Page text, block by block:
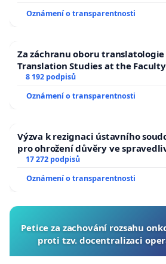
Oznámení o transparentnosti
Za záchranu oboru translatologie
Translation Studies at the
University
8 192 podpisů
Oznámení o transparentnosti
Výzva k rezignaci ústavního
pro ohrožení důvěry ve
17 272 podpisů
Oznámení o transparentnosti
Petice za zachování rozsahu
proti tzv. docentralizaci